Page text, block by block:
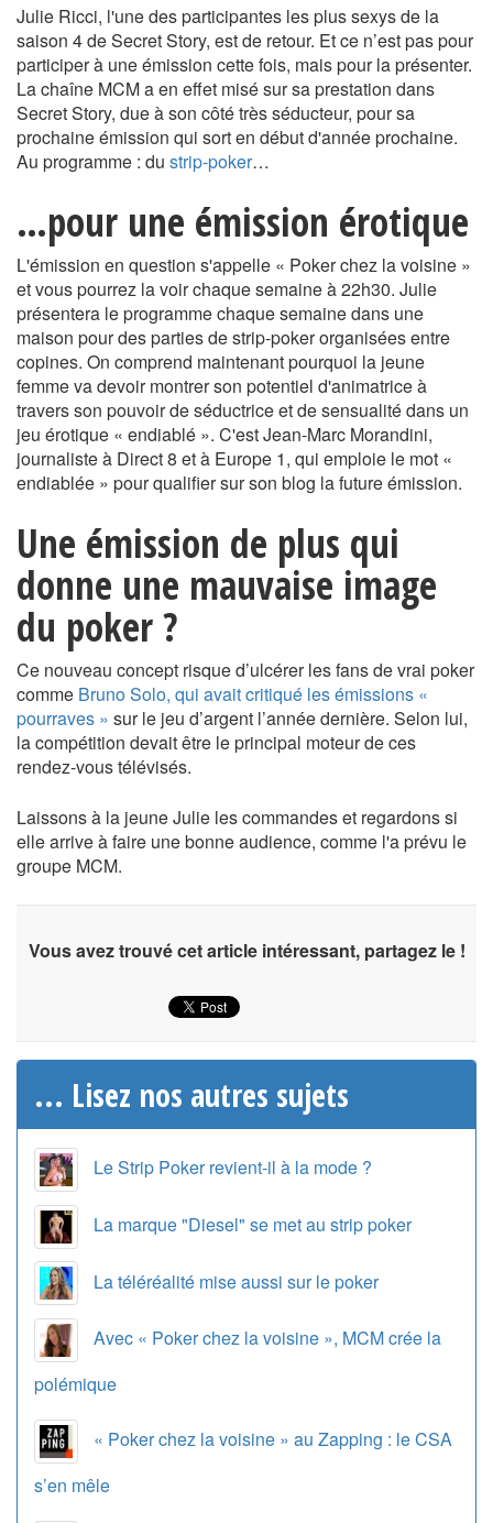
Julie Ricci, l'une des participantes les plus sexys de la
saison 4 de Secret Story, est de retour. Et ce n’est pas pour
participer à une émission cette fois, mais pour la présenter.
La chaîne MCM a en effet misé sur sa prestation dans
Secret Story, due à son côté très séducteur, pour sa
prochaine émission qui sort en début d'année prochaine.
Au programme : du strip-poker…
…pour une émission érotique
L'émission en question s'appelle « Poker chez la voisine »
et vous pourrez la voir chaque semaine à 22h30. Julie
présentera le programme chaque semaine dans une
maison pour des parties de strip-poker organisées entre
copines. On comprend maintenant pourquoi la jeune
femme va devoir montrer son potentiel d'animatrice à
travers son pouvoir de séductrice et de sensualité dans un
jeu érotique « endiablé ». C'est Jean-Marc Morandini,
journaliste à Direct 8 et à Europe 1, qui emploie le mot «
endiablée » pour qualifier sur son blog la future émission.
Une émission de plus qui
donne une mauvaise image
du poker ?
Ce nouveau concept risque d’ulcérer les fans de vrai poker
comme Bruno Solo, qui avait critiqué les émissions «
pourraves » sur le jeu d’argent l’année dernière. Selon lui,
la compétition devait être le principal moteur de ces
rendez-vous télévisés.
Laissons à la jeune Julie les commandes et regardons si
elle arrive à faire une bonne audience, comme l'a prévu le
groupe MCM.
Vous avez trouvé cet article intéressant, partagez le !
... Lisez nos autres sujets
Le Strip Poker revient-il à la mode ?
La marque "Diesel" se met au strip poker
La téléréalité mise aussi sur le poker
Avec « Poker chez la voisine », MCM crée la
polémique
« Poker chez la voisine » au Zapping : le CSA
s’en mêle